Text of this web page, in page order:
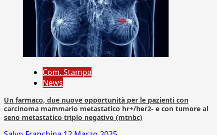
Com. Stampa
News
Un farmaco, due nuove opportunità per le pazienti con
carcinoma mammario metastatico hr+/her2- e con tumore al
seno metastatico triplo negativo (mtnbc)